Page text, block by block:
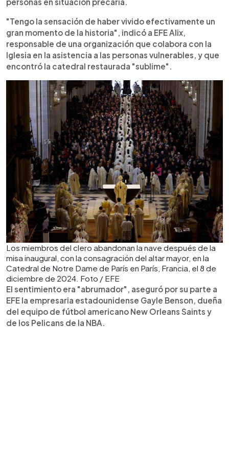
"Tengo la sensación de haber vivido efectivamente un
gran momento de la historia", indicó a EFE Alix,
responsable de una organización que colabora con la
Iglesia en la asistencia a las personas vulnerables, y que
encontró la catedral restaurada "sublime".
Los miembros del clero abandonan la nave después de la
misa inaugural, con la consagración del altar mayor, en la
Catedral de Notre Dame de París en París, Francia, el 8 de
diciembre de 2024. Foto / EFE
El sentimiento era "abrumador", aseguró por su parte a
EFE la empresaria estadounidense Gayle Benson, dueña
del equipo de fútbol americano New Orleans Saints y
de los Pelicans de la NBA.